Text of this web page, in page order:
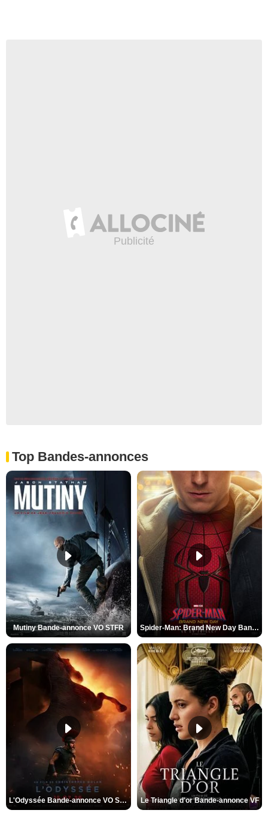
Top Bandes-annonces
Mutiny Bande-annonce VO STFR Spider-Man: Brand New Day Bande-annonce VO STFR
L'Odyssée Bande-annonce VO STFR Le Triangle d'or Bande-annonce VF